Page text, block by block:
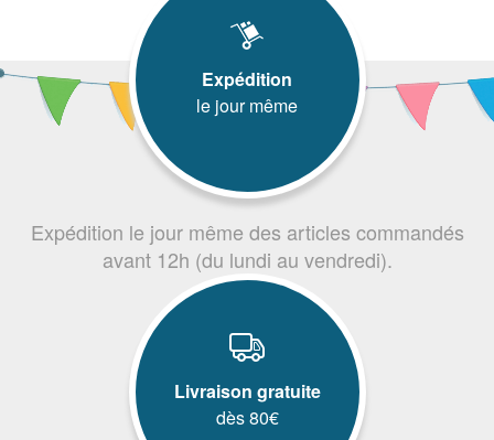
Expédition
le jour même
Expédition le jour même des articles commandés
avant 12h (du lundi au vendredi).
Livraison gratuite
dès 80€